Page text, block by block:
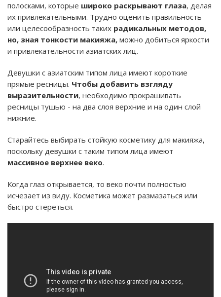
полосками, которые широко раскрывают глаза, делая
их привлекательными. Трудно оценить правильность
или целесообразность таких радикальных методов,
но, зная тонкости макияжа, можно добиться яркости
и привлекательности азиатских лиц.
Девушки с азиатским типом лица имеют короткие
прямые ресницы. Чтобы добавить взгляду
выразительности, необходимо прокрашивать
ресницы тушью - на два слоя верхние и на один слой
нижние.
Старайтесь выбирать стойкую косметику для макияжа,
поскольку девушки с таким типом лица имеют
массивное верхнее веко.
Когда глаз открывается, то веко почти полностью
исчезает из виду. Косметика может размазаться или
быстро стереться.